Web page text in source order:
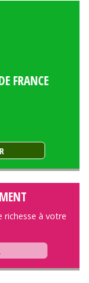
FRANCE
richesse à votre